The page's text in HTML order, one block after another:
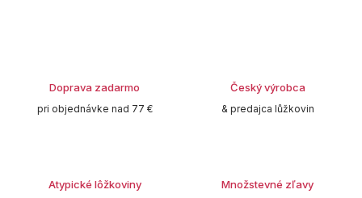
Doprava zadarmo
pri objednávke nad 77 €
Český výrobca
& predajca lůžkovin
Atypické lôžkoviny Množstevné zľavy